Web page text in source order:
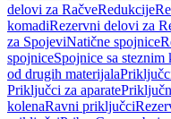
delovi za RačveRedukcije
komadiRezervni delovi za
za SpojeviNatične spojnice
spojniceSpojnice sa steznim
od drugih materijala
Priključci za aparate
kolenaRavni priključci